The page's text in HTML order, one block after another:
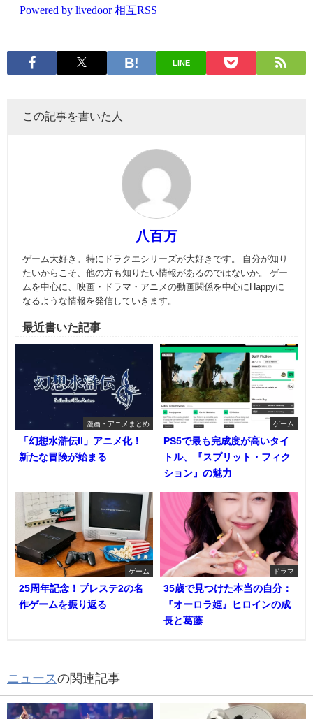
LINE
この記事を書いた人
八百万
ゲーム大好き。特にドラクエシリーズが大好きです。 自分が知り
たいからこそ、他の方も知りたい情報があるのではないか。 ゲー
ムを中心に、映画・ドラマ・アニメの動画関係を中心にHappyに
なるような情報を発信していきます。
最近書いた記事
漫画・アニメまとめ
「幻想水滸伝II」アニメ化！
新たな冒険が始まる
ゲーム
PS5で最も完成度が高いタイ
トル、『スプリット・フィク
ション』の魅力
ゲーム
25周年記念！プレステ2の名
作ゲームを振り返る
ドラマ
35歳で見つけた本当の自分：
『オーロラ姫』ヒロインの成
長と葛藤
ニュースの関連記事